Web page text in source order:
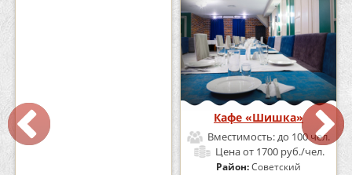
Кафе-Бар Бермуды
Вместимость:
Кафе «Шишка»
Вместимость:до 100 чел.
Ценаот 1700 руб./чел.
Район:Советский